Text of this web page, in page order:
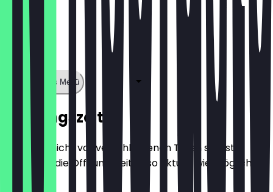
Zeige ganzes Menü
Öffnungszeiten
Damit du nicht vor verschlossenen Türen stehst,
halten wir die Öffnungszeiten so aktuell wie möglich.